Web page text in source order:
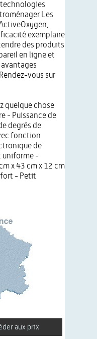
Les
exemplaire
des produits
en ligne et
vous sur
quelque chose
- Puissance de
degrés de
fonction
de
uniforme -
x 43 cm x 12 cm
- Petit
aux prix